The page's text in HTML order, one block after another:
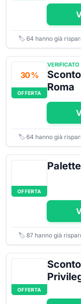
🏷️ 64 hanno già
30 %
OFFERTA
VERIFICATO
Roma
🏷️ 64 hanno già
OFFERTA
🏷️ 87 hanno già
OFFERTA